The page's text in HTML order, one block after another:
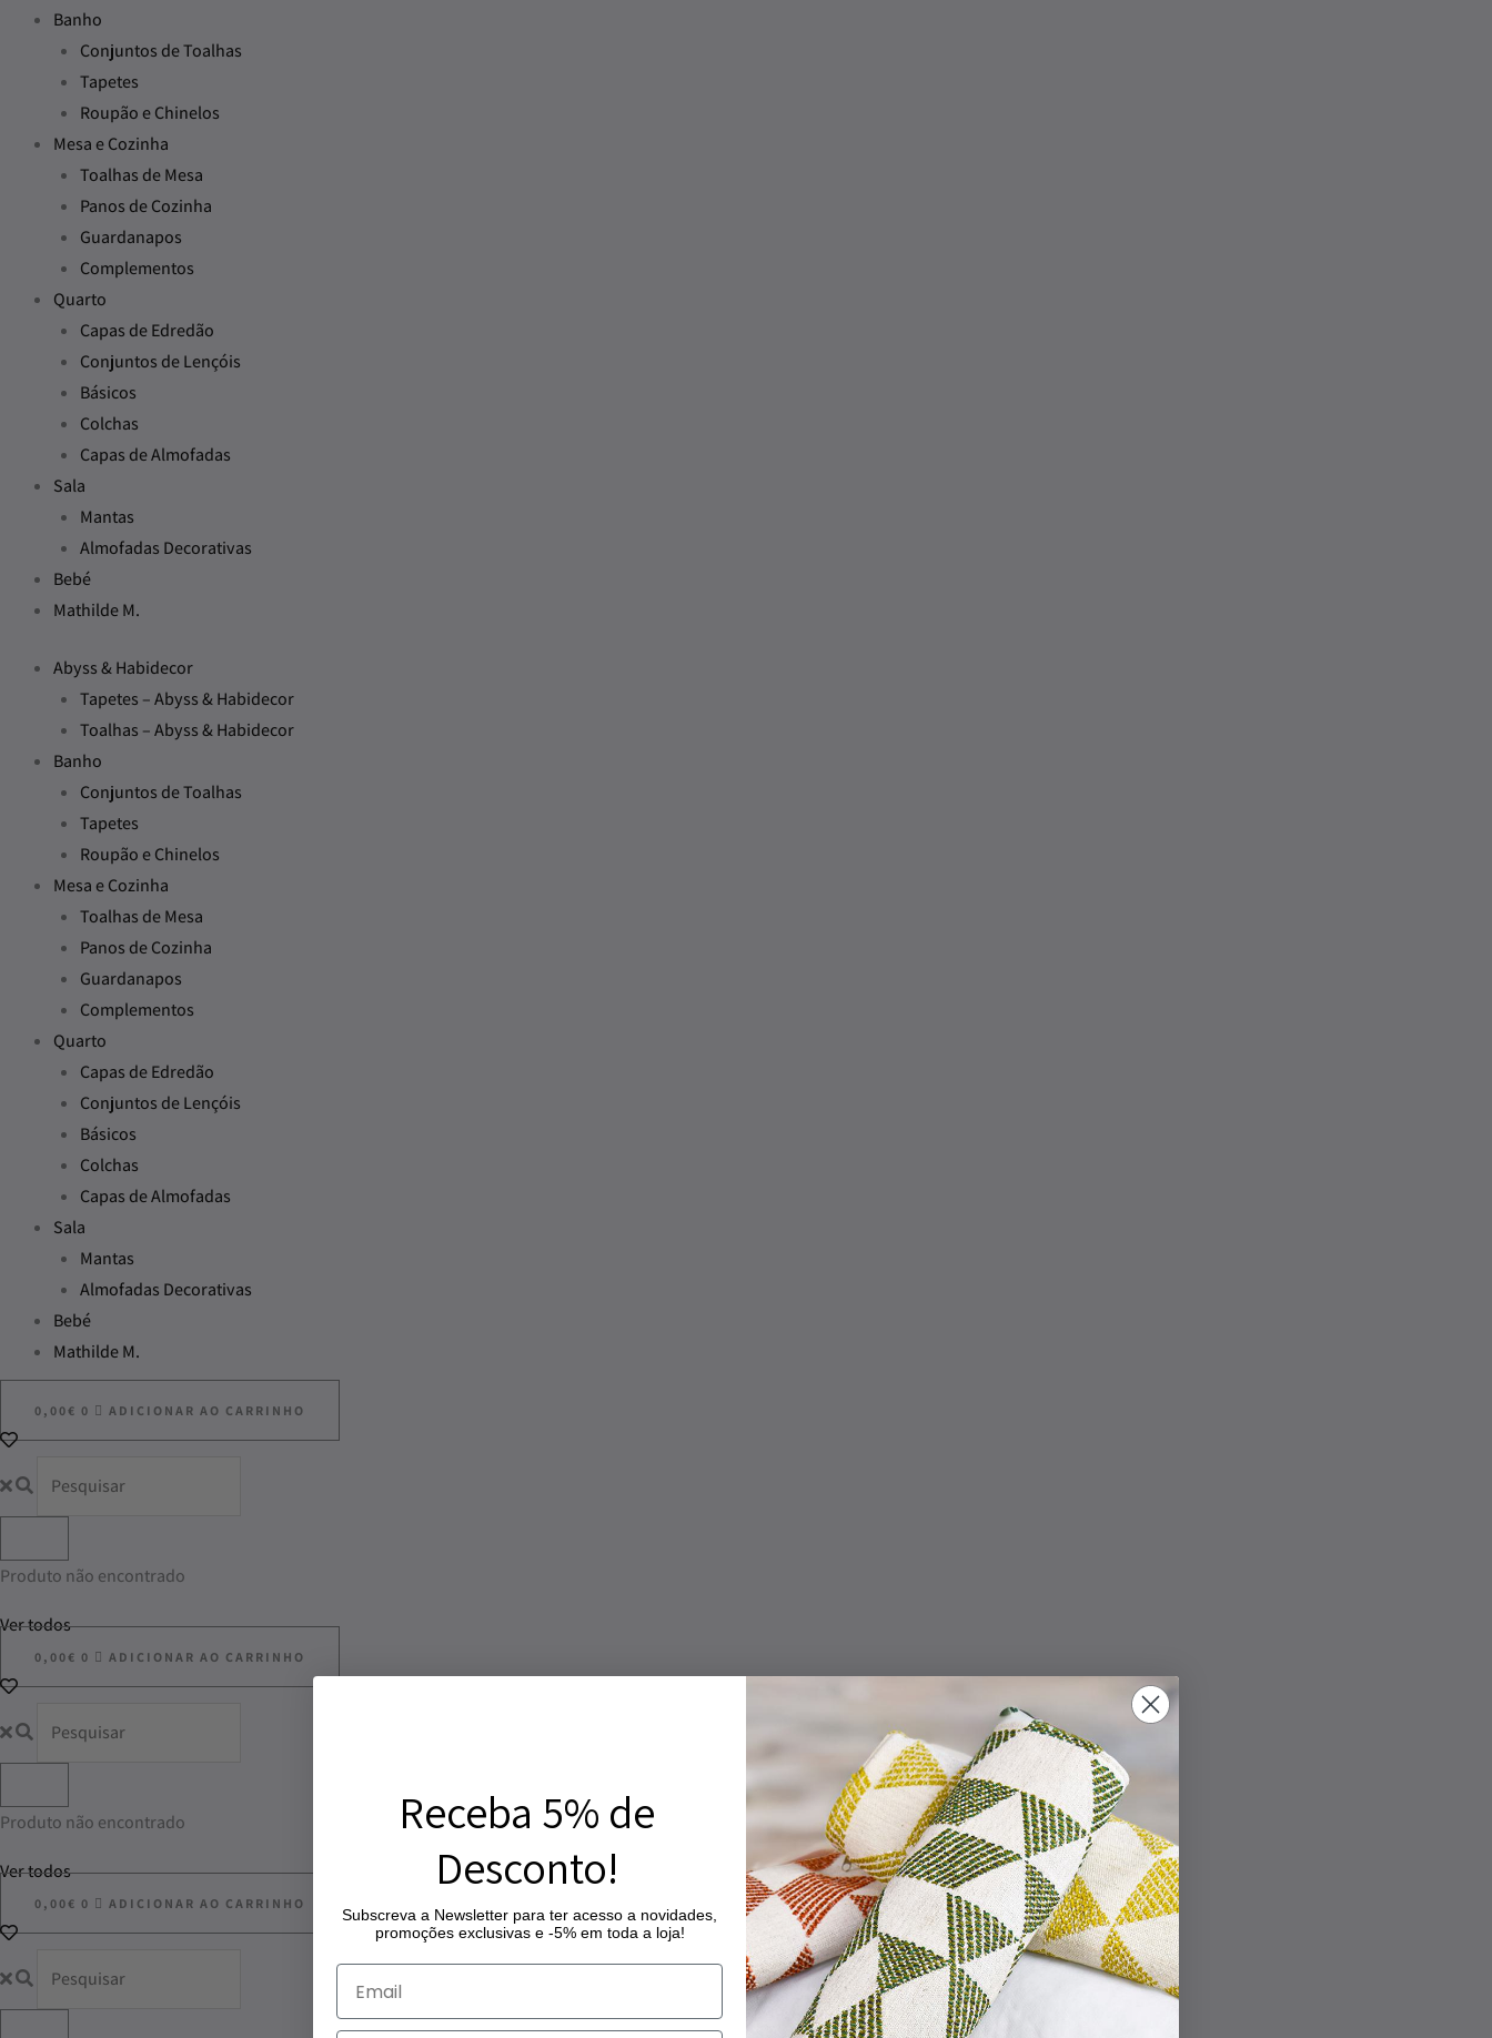
Banho
Conjuntos de Toalhas
Tapetes
Roupão e Chinelos
Mesa e Cozinha
Toalhas de Mesa
Panos de Cozinha
Guardanapos
Complementos
Quarto
Capas de Edredão
Conjuntos de Lençóis
Básicos
Colchas
Capas de Almofadas
Sala
Mantas
Almofadas Decorativas
Bebé
Mathilde M.
Abyss & Habidecor
Tapetes – Abyss & Habidecor
Toalhas – Abyss & Habidecor
Banho
Conjuntos de Toalhas
Tapetes
Roupão e Chinelos
Mesa e Cozinha
Toalhas de Mesa
Panos de Cozinha
Guardanapos
Complementos
Quarto
Capas de Edredão
Conjuntos de Lençóis
Básicos
Colchas
Capas de Almofadas
Sala
Mantas
Almofadas Decorativas
Bebé
Mathilde M.
0,00€ 0 ADICIONAR AO CARRINHO
Produto não encontrado
Ver todos
0,00€ 0 ADICIONAR AO CARRINHO
Produto não encontrado
Ver todos
0,00€ 0 ADICIONAR AO CARRINHO
Receba 5% de
Desconto!
Subscreva a Newsletter para ter acesso a novidades,
promoções exclusivas e -5% em toda a loja!